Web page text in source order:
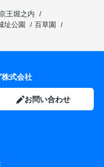
王堀之内
址公園
百草園
式会社
お問い合わせ